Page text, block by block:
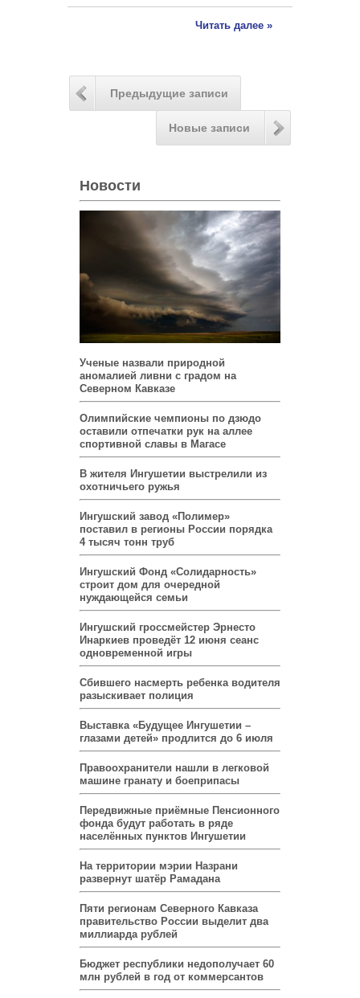
Читать далее »
Предыдущие записи
Новые записи
Новости
Ученые назвали природной
аномалией ливни с градом на
Северном Кавказе
Олимпийские чемпионы по дзюдо
оставили отпечатки рук на аллее
спортивной славы в Магасе
В жителя Ингушетии выстрелили из
охотничьего ружья
Ингушский завод «Полимер»
поставил в регионы России порядка
4 тысяч тонн труб
Ингушский Фонд «Солидарность»
строит дом для очередной
нуждающейся семьи
Ингушский гроссмейстер Эрнесто
Инаркиев проведёт 12 июня сеанс
одновременной игры
Сбившего насмерть ребенка водителя
разыскивает полиция
Выставка «Будущее Ингушетии –
глазами детей» продлится до 6 июля
Правоохранители нашли в легковой
машине гранату и боеприпасы
Передвижные приёмные Пенсионного
фонда будут работать в ряде
населённых пунктов Ингушетии
На территории мэрии Назрани
развернут шатёр Рамадана
Пяти регионам Северного Кавказа
правительство России выделит два
миллиарда рублей
Бюджет республики недополучает 60
млн рублей в год от коммерсантов